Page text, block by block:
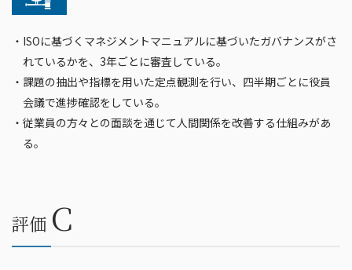
・ISOに基づくマネジメントマニュアルに基づいたガバナンスがさ
れているかを、3年ごとに審査している。
・課題の抽出や指標を用いた定点観測を行い、四半期ごとに役員
会議で進捗確認をしている。
・従業員の方々との面談を通じて人間関係を改善する仕組みがあ
る。
評価 C